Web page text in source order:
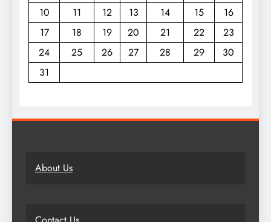
10
11 12 13 14 15
16
17
18 19 20 21 22
23
24
25 26 27 28 29
30
31
About Us